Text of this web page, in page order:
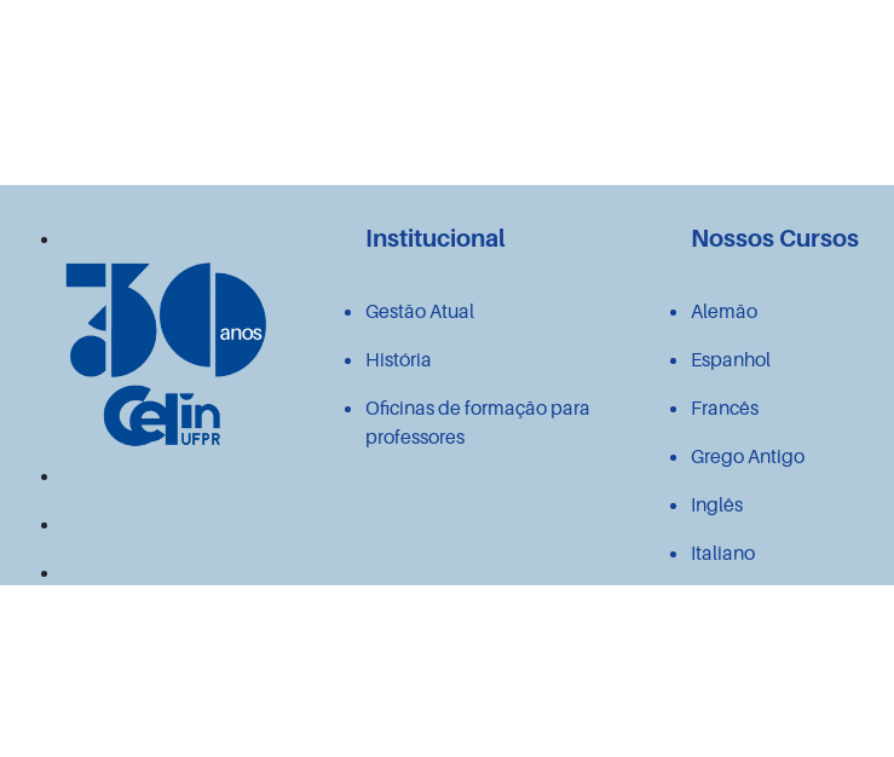
Institucional
Gestão Atual
História
Oficinas de formação para
professores
Nossos Cursos
Alemão
Espanhol
Francês
Grego Antigo
Inglês
Italiano